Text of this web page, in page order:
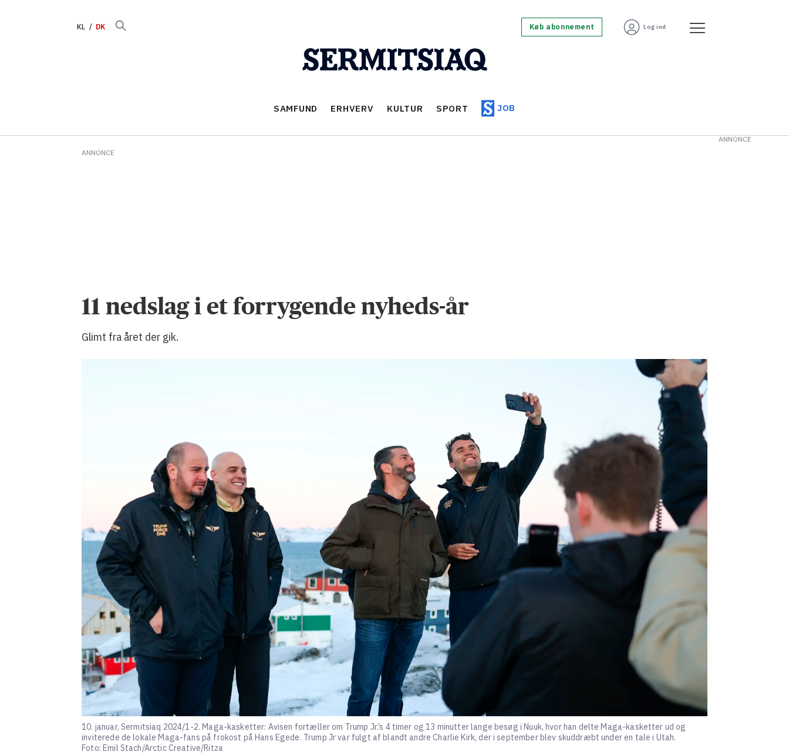
KL DK Køb abonnement Log ind
SAMFUND ERHVERV KULTUR SPORT JOB
ANNONCE
11 nedslag i et forrygende nyheds-år
Glimt fra året der gik.
10. januar, Sermitsiaq 2024/1-2. Maga-kasketter: Avisen fortæller om Trump Jr.’s 4 timer og 13 minutter lange besøg i Nuuk, hvor han delte Maga-kasketter ud og
inviterede de lokale Maga-fans på frokost på Hans Egede. Trump Jr var fulgt af blandt andre Charlie Kirk, der i september blev skuddræbt under en tale i Utah.
Foto: Emil Stach/Arctic Creative/Ritza
ANNONCE